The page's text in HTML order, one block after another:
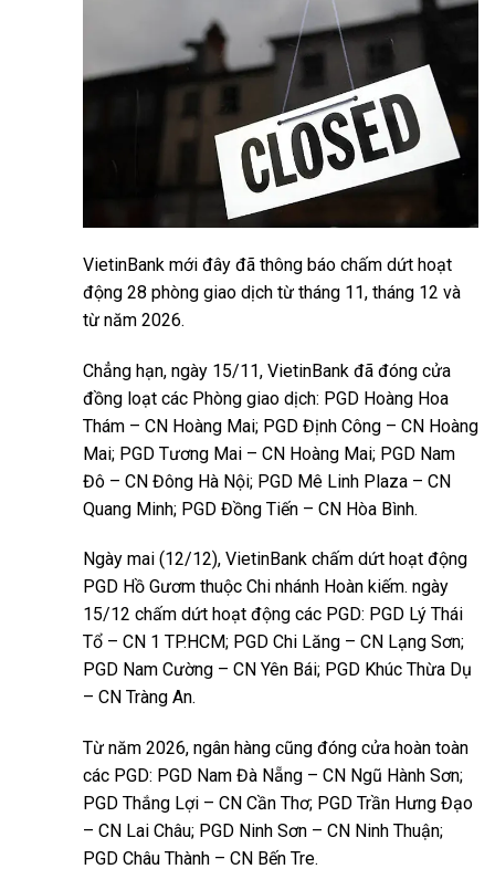
VietinBank mới đây đã thông báo chấm dứt hoạt
động 28 phòng giao dịch từ tháng 11, tháng 12 và
từ năm 2026.
Chẳng hạn, ngày 15/11, VietinBank đã đóng cửa
đồng loạt các Phòng giao dịch: PGD Hoàng Hoa
Thám – CN Hoàng Mai; PGD Định Công – CN Hoàng
Mai; PGD Tương Mai – CN Hoàng Mai; PGD Nam
Đô – CN Đông Hà Nội; PGD Mê Linh Plaza – CN
Quang Minh; PGD Đồng Tiến – CN Hòa Bình.
Ngày mai (12/12), VietinBank chấm dứt hoạt động
PGD Hồ Gươm thuộc Chi nhánh Hoàn kiếm. ngày
15/12 chấm dứt hoạt động các PGD: PGD Lý Thái
Tổ – CN 1 TP.HCM; PGD Chi Lăng – CN Lạng Sơn;
PGD Nam Cường – CN Yên Bái; PGD Khúc Thừa Dụ
– CN Tràng An.
Từ năm 2026, ngân hàng cũng đóng cửa hoàn toàn
các PGD: PGD Nam Đà Nẵng – CN Ngũ Hành Sơn;
PGD Thắng Lợi – CN Cần Thơ; PGD Trần Hưng Đạo
– CN Lai Châu; PGD Ninh Sơn – CN Ninh Thuận;
PGD Châu Thành – CN Bến Tre.